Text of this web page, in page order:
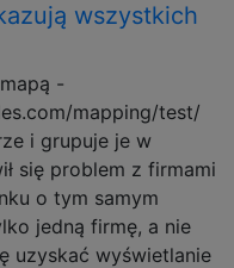
wszystkich
-
mapping/test/
i grupuje je w
się problem z firmami
o tym samym
jedną firmę, a nie
uzyskać wyświetlanie